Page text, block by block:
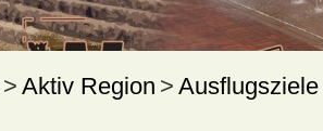
Aktiv Region Ausflugsziele